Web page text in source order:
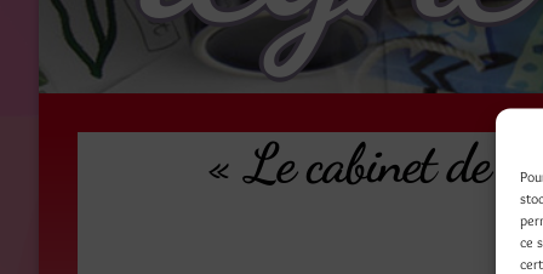
ce
« Le cabinet de